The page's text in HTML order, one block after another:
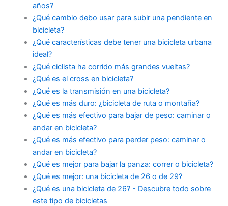
años?
¿Qué cambio debo usar para subir una pendiente en
bicicleta?
¿Qué características debe tener una bicicleta urbana
ideal?
¿Qué ciclista ha corrido más grandes vueltas?
¿Qué es el cross en bicicleta?
¿Qué es la transmisión en una bicicleta?
¿Qué es más duro: ¿bicicleta de ruta o montaña?
¿Qué es más efectivo para bajar de peso: caminar o
andar en bicicleta?
¿Qué es más efectivo para perder peso: caminar o
andar en bicicleta?
¿Qué es mejor para bajar la panza: correr o bicicleta?
¿Qué es mejor: una bicicleta de 26 o de 29?
¿Qué es una bicicleta de 26? - Descubre todo sobre
este tipo de bicicletas